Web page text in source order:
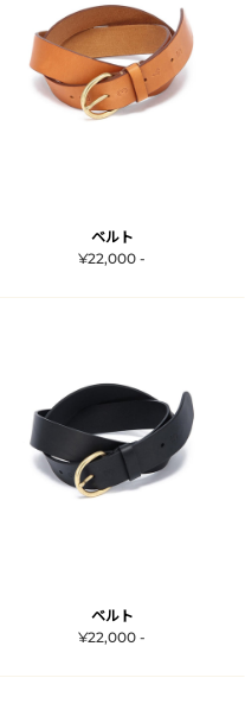
ベルト
¥22,000 -
ベルト
¥22,000 -